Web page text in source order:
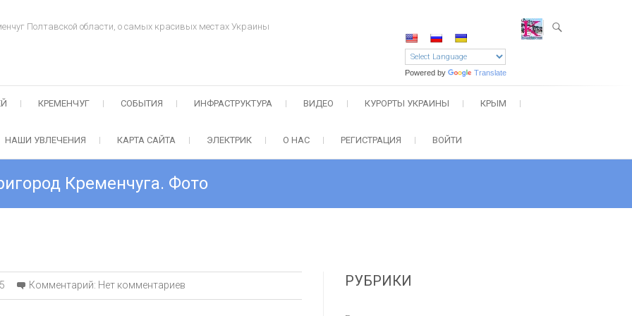
Полтавской области, о самых красивых местах Украины
Powered by Translate
КРЕМЕНЧУГ СОБЫТИЯ ИНФРАСТРУКТУРА ВИДЕО КУРОРТЫ УКРАИНЫ КРЫМ
НАШИ УВЛЕЧЕНИЯ КАРТА САЙТА ЭЛЕКТРИК О НАС РЕГИСТРАЦИЯ ВОЙТИ
Кременчуга. Фото
Комментарий: Нет комментариев РУБРИКИ